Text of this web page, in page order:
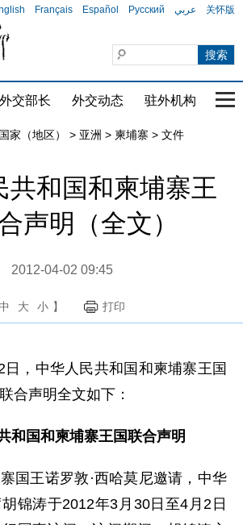
Français Español Русский عربي 关怀版
外交部长 外交动态 驻外机构 国
国家（地区） > 亚洲 > 柬埔寨 > 文件
共和国和柬埔寨王
声明（全文）
2012-04-02 09:45
大 小 】 打印
中华人民共和国和柬埔寨王国
合声明全文如下：
和国和柬埔寨王国联合声明
王诺罗敦·西哈莫尼邀请，中华
锦涛于2012年3月30日至4月2日